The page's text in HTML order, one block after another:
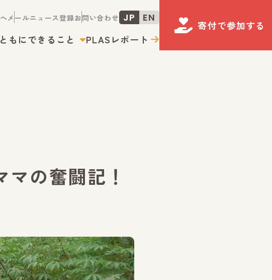
メールニュース登録お問い合わせ JP EN
もにできること PLASレポート
寄付で参加する
の奮闘記！